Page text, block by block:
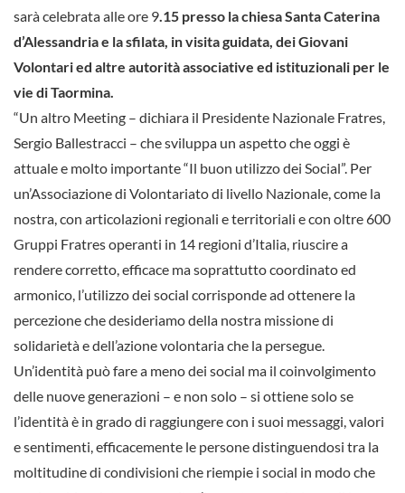
sarà celebrata alle ore 9.15 presso la chiesa Santa Caterina
d’Alessandria e la sfilata, in visita guidata, dei Giovani
Volontari ed altre autorità associative ed istituzionali per le
vie di Taormina.
“Un altro Meeting – dichiara il Presidente Nazionale Fratres,
Sergio Ballestracci – che sviluppa un aspetto che oggi è
attuale e molto importante “Il buon utilizzo dei Social”. Per
un’Associazione di Volontariato di livello Nazionale, come la
nostra, con articolazioni regionali e territoriali e con oltre 600
Gruppi Fratres operanti in 14 regioni d’Italia, riuscire a
rendere corretto, efficace ma soprattutto coordinato ed
armonico, l’utilizzo dei social corrisponde ad ottenere la
percezione che desideriamo della nostra missione di
solidarietà e dell’azione volontaria che la persegue.
Un’identità può fare a meno dei social ma il coinvolgimento
delle nuove generazioni – e non solo – si ottiene solo se
l’identità è in grado di raggiungere con i suoi messaggi, valori
e sentimenti, efficacemente le persone distinguendosi tra la
moltitudine di condivisioni che riempie i social in modo che